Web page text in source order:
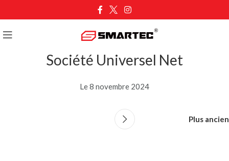
Société Universel Net
Le 8 novembre 2024
Plus ancien